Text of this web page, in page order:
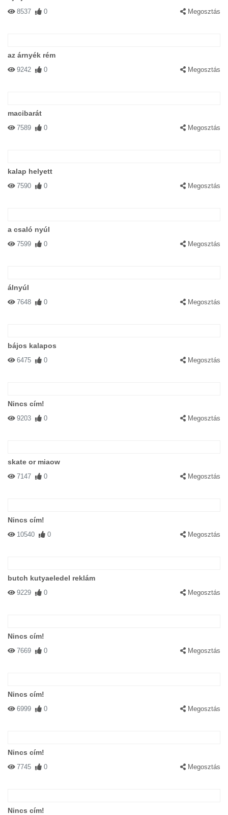
8537 0 Megosztás
az árnyék rém
9242 0 Megosztás
macibarát
7589 0 Megosztás
kalap helyett
7590 0 Megosztás
a csaló nyúl
7599 0 Megosztás
álnyúl
7648 0 Megosztás
bájos kalapos
6475 0 Megosztás
Nincs cím!
9203 0 Megosztás
skate or miaow
7147 0 Megosztás
Nincs cím!
10540 0 Megosztás
butch kutyaeledel reklám
9229 0 Megosztás
Nincs cím!
7669 0 Megosztás
Nincs cím!
6999 0 Megosztás
Nincs cím!
7745 0 Megosztás
Nincs cím!